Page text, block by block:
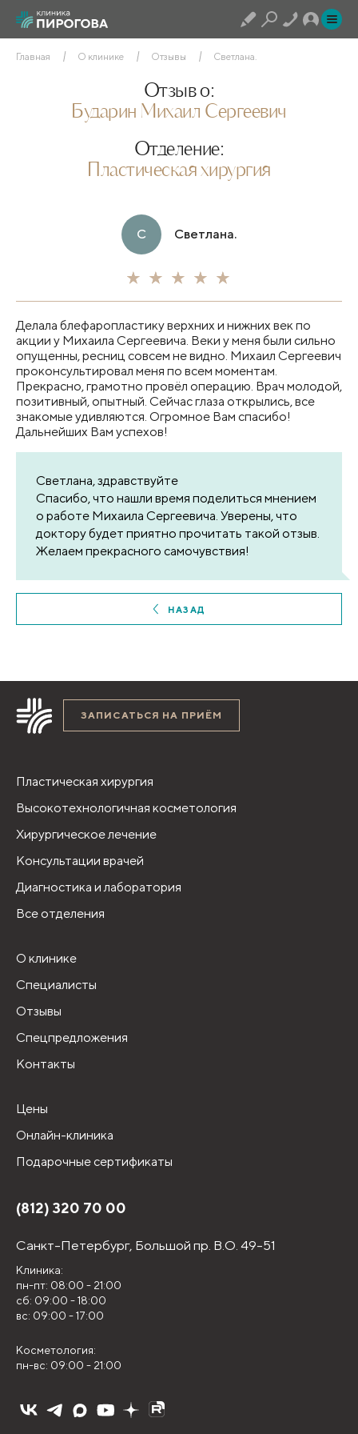
Главная О клинике Отзывы Светлана.
Отзыв о:
Бударин Михаил Сергеевич
Отделение:
Пластическая хирургия
С Светлана.
Делала блефаропластику верхних и нижних век по
акции у Михаила Сергеевича. Веки у меня были сильно
опущенны, ресниц совсем не видно. Михаил Сергеевич
проконсультировал меня по всем моментам.
Прекрасно, грамотно провёл операцию. Врач молодой,
позитивный, опытный. Сейчас глаза открылись, все
знакомые удивляются. Огромное Вам спасибо!
Дальнейших Вам успехов!
Светлана, здравствуйте
Спасибо, что нашли время поделиться мнением
о работе Михаила Сергеевича. Уверены, что
доктору будет приятно прочитать такой отзыв.
Желаем прекрасного самочувствия!
НАЗАД
ЗАПИСАТЬСЯ НА ПРИЁМ
Пластическая хирургия
Высокотехнологичная косметология
Хирургическое лечение
Консультации врачей
Диагностика и лаборатория
Все отделения
О клинике
Специалисты
Отзывы
Спецпредложения
Контакты
Цены
Онлайн-клиника
Подарочные сертификаты
(812) 320 70 00
Санкт-Петербург, Большой пр. В.О. 49-51
Клиника:
пн-пт: 08:00 - 21:00
сб: 09:00 - 18:00
вс: 09:00 - 17:00
Косметология:
пн-вс: 09:00 - 21:00